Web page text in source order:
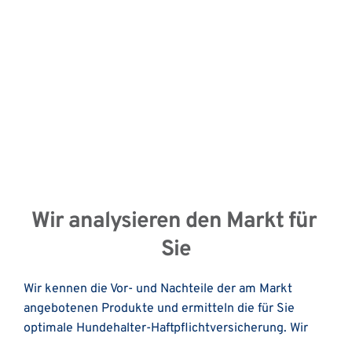
Wir analysieren den Markt für
Sie
Wir kennen die Vor- und Nachteile der am Markt
angebotenen Produkte und ermitteln die für Sie
optimale Hundehalter-Haftpflichtversicherung. Wir